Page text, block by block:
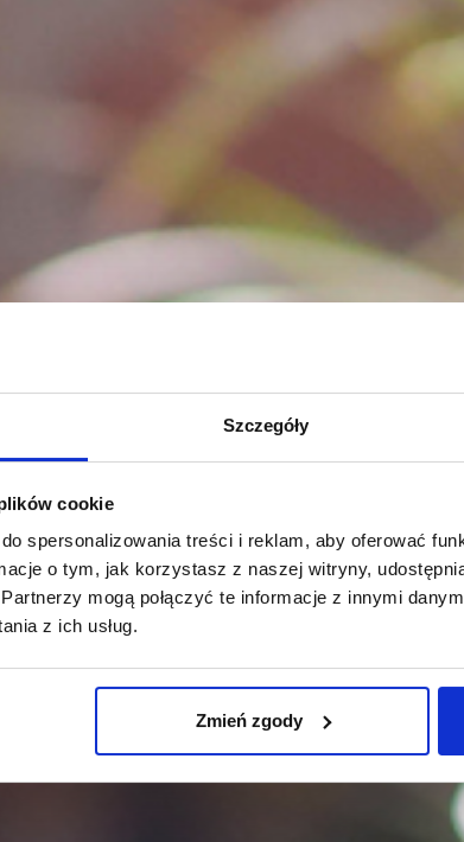
Szczegóły
cookie
spersonalizowania treści i reklam, aby oferować
o tym, jak korzystasz z naszej witryny,
mogą połączyć te informacje z innymi
z ich usług.
Zmień zgody